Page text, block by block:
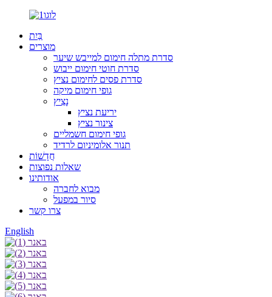
בַּיִת
מוצרים
סדרת מתלה חימום למייבש שיער
סדרת חוטי חימום ייבוש
סדרת פסים לחימום נציץ
גופי חימום מיקה
נָצִיץ
יריעת נציץ
צינור נציץ
גופי חימום חשמליים
תנור אלומיניום לרדיד
חֲדָשׁוֹת
שאלות נפוצות
אודותינו
מבוא לחברה
סיור במפעל
צרו קשר
English